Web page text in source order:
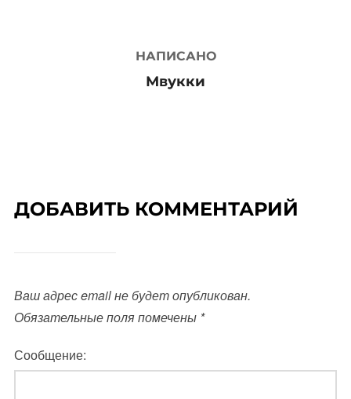
НАПИСАНО
Мвукки
ДОБАВИТЬ КОММЕНТАРИЙ
Ваш адрес email не будет опубликован.
Обязательные поля помечены *
Сообщение: